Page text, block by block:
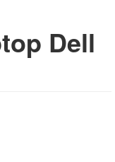
Dell